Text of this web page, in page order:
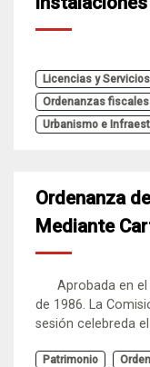
Licencias y Servicios
Ordenanzas
Urbanismo e
Ordenanza
Mediante
Aprobada en el
de 1986. La
sesión celebreda
Patrimonio